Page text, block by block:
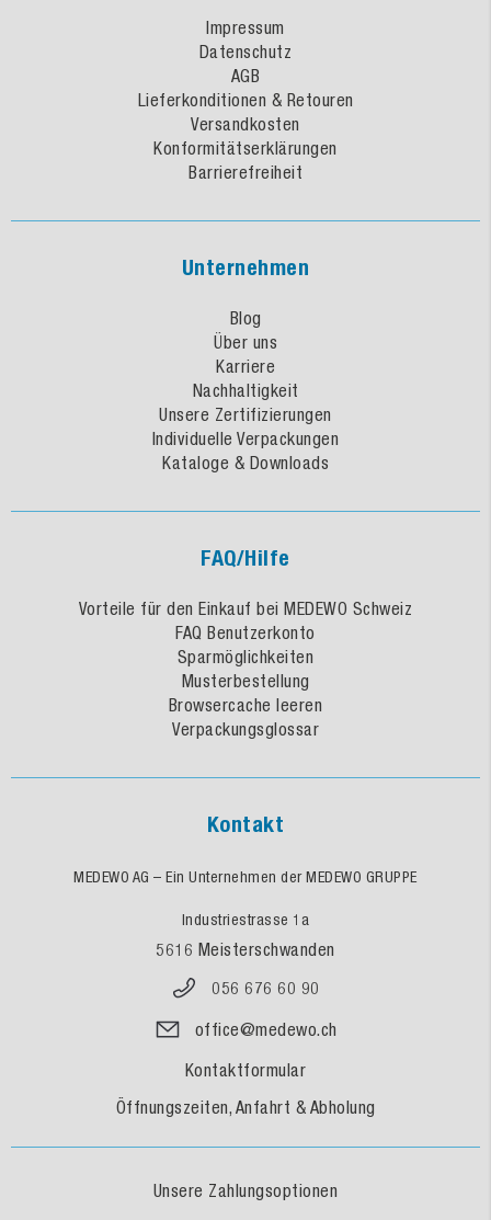
Impressum
Datenschutz
AGB
Lieferkonditionen & Retouren
Versandkosten
Konformitätserklärungen
Barrierefreiheit
Unternehmen
Blog
Über uns
Karriere
Nachhaltigkeit
Unsere Zertifizierungen
Individuelle Verpackungen
Kataloge & Downloads
FAQ/Hilfe
Vorteile für den Einkauf bei MEDEWO Schweiz
FAQ Benutzerkonto
Sparmöglichkeiten
Musterbestellung
Browsercache leeren
Verpackungsglossar
Kontakt
MEDEWO AG – Ein Unternehmen der MEDEWO GRUPPE
Industriestrasse 1a
5616 Meisterschwanden
056 676 60 90
office@medewo.ch
Kontaktformular
Öffnungszeiten, Anfahrt & Abholung
Unsere Zahlungsoptionen